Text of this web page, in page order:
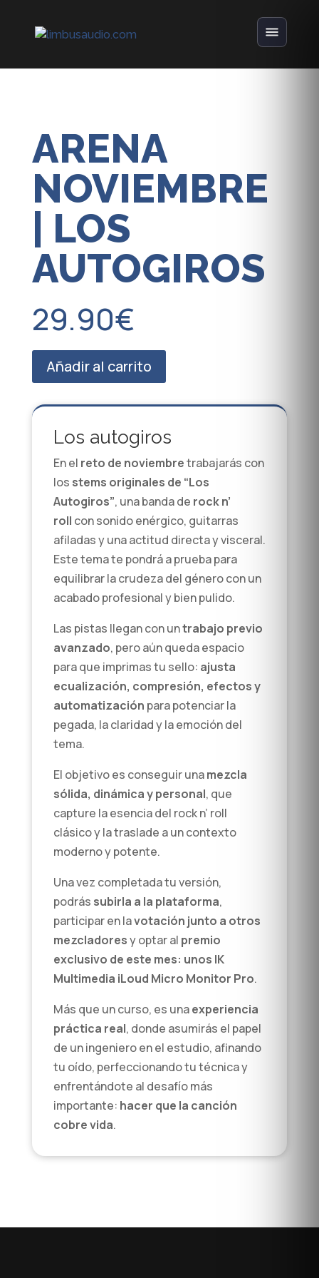
ARENA
NOVIEMBRE
| LOS
AUTOGIROS
29.90€
Añadir al carrito
Los autogiros
En el reto de noviembretrabajarás con
los stems originales de “Los
Autogiros”, una banda de rock n’
roll con sonido enérgico, guitarras
afiladas y una actitud directa y visceral.
Este tema te pondrá a prueba para
equilibrar la crudeza del género con un
acabado profesional y bien pulido.
Las pistas llegan con untrabajo previo
avanzado, pero aún queda espacio
para que imprimas tu sello: ajusta
ecualización, compresión, efectos y
automatización para potenciar la
pegada, la claridad y la emoción del
tema.
El objetivo es conseguir unamezcla
sólida, dinámica y personal, que
capture la esencia del rock n’ roll
clásico y la traslade a un contexto
moderno y potente.
Una vez completada tu versión,
podrás subirla a la plataforma,
participar en lavotación junto a otros
mezcladoresy optar al premio
exclusivo de este mes: unos IK
Multimedia iLoud Micro Monitor Pro.
Más que un curso, es unaexperiencia
práctica real, donde asumirás el papel
de un ingeniero en el estudio, afinando
tu oído, perfeccionando tu técnica y
enfrentándote al desafío más
importante: hacer que la canción
cobre vida.